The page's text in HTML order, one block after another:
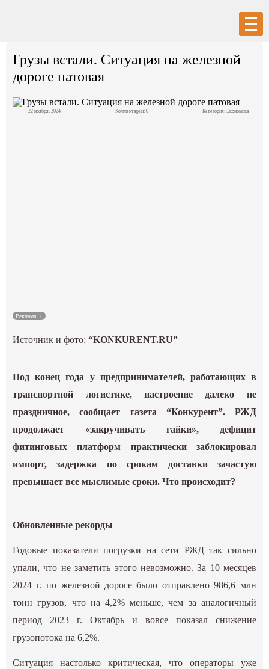
ГИД
Грузы встали. Ситуация на железной
дороге патовая
22 ноября, 2024 Комментарии: 0 Категория: Экономика
Реклама
Источник и фото:“KONKURENT.RU”
Под конец года у предпринимателей, работающих в
транспортной логистике, настроение далеко не
праздничное,сообщает газета “Конкурент”. РЖД
продолжает «закручивать гайки», дефицит
фитинговых платформ практически заблокировал
импорт, задержка по срокам доставки зачастую
превышает все мыслимые сроки. Что происходит?
Обновленные рекорды
Годовые показатели погрузки на сети РЖД так сильно
упали, что не заметить этого невозможно. За 10 месяцев
2024 г. по железной дороге было отправлено 986,6 млн
тонн грузов, что на 4,2% меньше, чем за аналогичный
период 2023 г. Октябрь и вовсе показал снижение
грузопотока на 6,2%.
Ситуация настолько критическая, что операторы уже